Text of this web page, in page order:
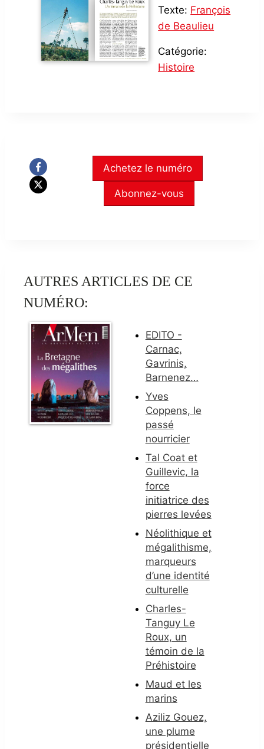
Texte: François
de Beaulieu
Catégorie:
Histoire
Achetez le numéro
Abonnez-vous
AUTRES ARTICLES DE CE
NUMÉRO:
EDITO -
Carnac,
Gavrinis,
Barnenez…
Yves
Coppens, le
passé
nourricier
Tal Coat et
Guillevic, la
force
initiatrice des
pierres levées
Néolithique et
mégalithisme,
marqueurs
d’une identité
culturelle
Charles-
Tanguy Le
Roux, un
témoin de la
Préhistoire
Maud et les
marins
Aziliz Gouez,
une plume
présidentielle